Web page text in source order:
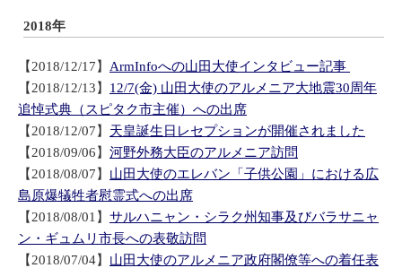
2018年
【2018/12/17】 ArmInfoへの山田大使インタビュー記事
【2018/12/13】 12/7(金) 山田大使のアルメニア大地震30周年
追悼式典（スピタク市主催）への出席
【2018/12/07】 天皇誕生日レセプションが開催されました
【2018/09/06】 河野外務大臣のアルメニア訪問
【2018/08/07】 山田大使のエレバン「子供公園」における広
島原爆犠牲者慰霊式への出席
【2018/08/01】 サルハニャン・シラク州知事及びバラサニャ
ン・ギュムリ市長への表敬訪問
【2018/07/04】 山田大使のアルメニア政府閣僚等への着任表